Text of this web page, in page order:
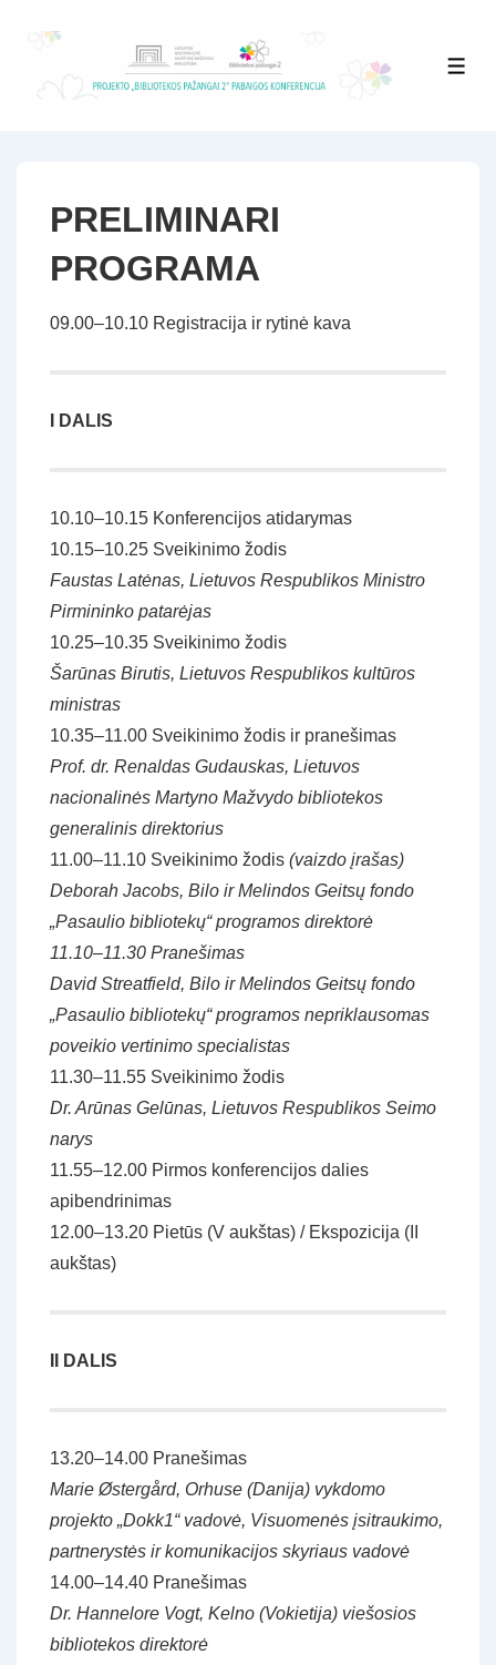
PRELIMINARI
PROGRAMA
09.00–10.10 Registracija ir rytinė kava
I DALIS
10.10–10.15 Konferencijos atidarymas
10.15–10.25 Sveikinimo žodis
Faustas Latėnas, Lietuvos Respublikos Ministro
Pirmininko patarėjas
10.25–10.35 Sveikinimo žodis
Šarūnas Birutis, Lietuvos Respublikos kultūros
ministras
10.35–11.00 Sveikinimo žodis ir pranešimas
Prof. dr. Renaldas Gudauskas, Lietuvos
nacionalinės Martyno Mažvydo bibliotekos
generalinis direktorius
11.00–11.10 Sveikinimo žodis (vaizdo įrašas)
Deborah Jacobs, Bilo ir Melindos Geitsų fondo
„Pasaulio bibliotekų“ programos direktorė
11.10–11.30 Pranešimas
David Streatfield, Bilo ir Melindos Geitsų fondo
„Pasaulio bibliotekų“ programos nepriklausomas
poveikio vertinimo specialistas
11.30–11.55 Sveikinimo žodis
Dr. Arūnas Gelūnas, Lietuvos Respublikos Seimo
narys
11.55–12.00 Pirmos konferencijos dalies
apibendrinimas
12.00–13.20 Pietūs (V aukštas) / Ekspozicija (II
aukštas)
II DALIS
13.20–14.00 Pranešimas
Marie Østergård, Orhuse (Danija) vykdomo
projekto „Dokk1“ vadovė, Visuomenės įsitraukimo,
partnerystės ir komunikacijos skyriaus vadovė
14.00–14.40 Pranešimas
Dr. Hannelore Vogt, Kelno (Vokietija) viešosios
bibliotekos direktorė